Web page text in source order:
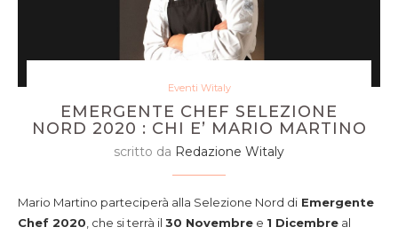
Eventi Witaly
EMERGENTE CHEF SELEZIONE
NORD 2020 : CHI E’ MARIO MARTINO
scritto da Redazione Witaly
Mario Martino parteciperà alla Selezione Nord di Emergente
Chef 2020, che si terrà il 30 Novembre e 1 Dicembre al